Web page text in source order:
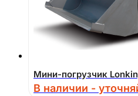
Мини-погрузчик
В наличии -